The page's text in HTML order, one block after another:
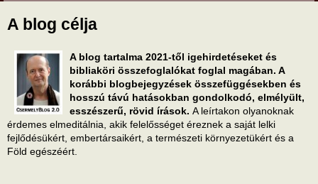
A blog célja
A blog tartalma 2021-től igehirdetéseket és
bibliaköri összefoglalókat foglal magában. A
korábbi blogbejegyzések összefüggésekben és
hosszú távú hatásokban gondolkodó, elmélyült,
esszészerű, rövid írások. A leírtakon olyanoknak
érdemes elmeditálnia, akik felelősséget éreznek a saját lelki
fejlődésükért, embertársaikért, a természeti környezetükért és a
Föld egészéért.